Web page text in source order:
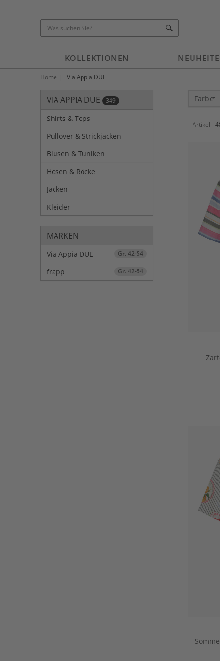
KOLLEKTIONEN
Home Via Appia DUE
Kategorie-Navigation überspringen
VIA APPIA DUE 349
Shirts & Tops
Pullover & Strickjacken
Blusen & Tuniken
Hosen & Röcke
Jacken
Kleider
MARKEN
Via Appia DUE Gr. 42-54
frapp Gr. 42-54
Farbe
Artikel